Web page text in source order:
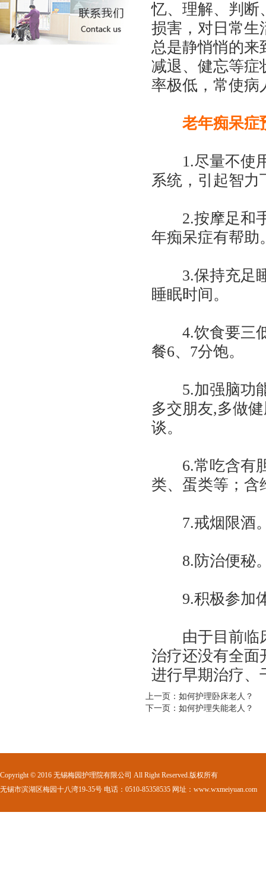
忆、理解、判断
损害，对日常生
总是静悄悄的来
减退、健忘等症
率极低，常使病
老年痴呆症
1.尽量不使用
系统，引起智力
2.按摩足和手
年痴呆症有帮助
3.保持充足睡
睡眠时间。
4.饮食要三低
餐6、7分饱。
5.加强脑功能
多交朋友,多做
谈。
6.常吃含有胆
类、蛋类等；含
7.戒烟限酒
8.防治便秘
9.积极参加
由于目前临床
治疗还没有全面
进行早期治疗、
上一页：如何护理卧床老人？
下一页：如何护理失能老人？
Copyright © 2016 无锡梅园护理院有限公司 All Right Reserved.版权所有
无锡市滨湖区梅园十八湾19-35号 电话：0510-85358535 网址：www.wxmeiyuan.com